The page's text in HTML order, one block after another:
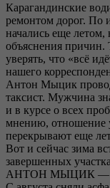
Карагандинские
ремонтом дорог. По
начались еще
объяснения
уверять, что «всё
нашего
Антон Мыцик
таксист. Мужчина
и в курсе о всех
мнению, отношение
перекрывают еще
Вот и сейчас зима
завершенных
АНТОН МЫЦИК —